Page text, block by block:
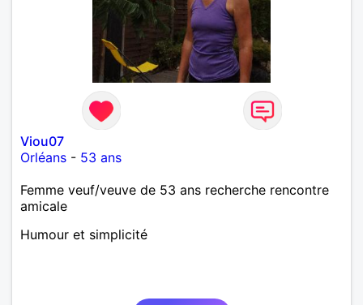
Viou07
Orléans - 53 ans
Femme veuf/veuve de 53 ans recherche rencontre
amicale
Humour et simplicité